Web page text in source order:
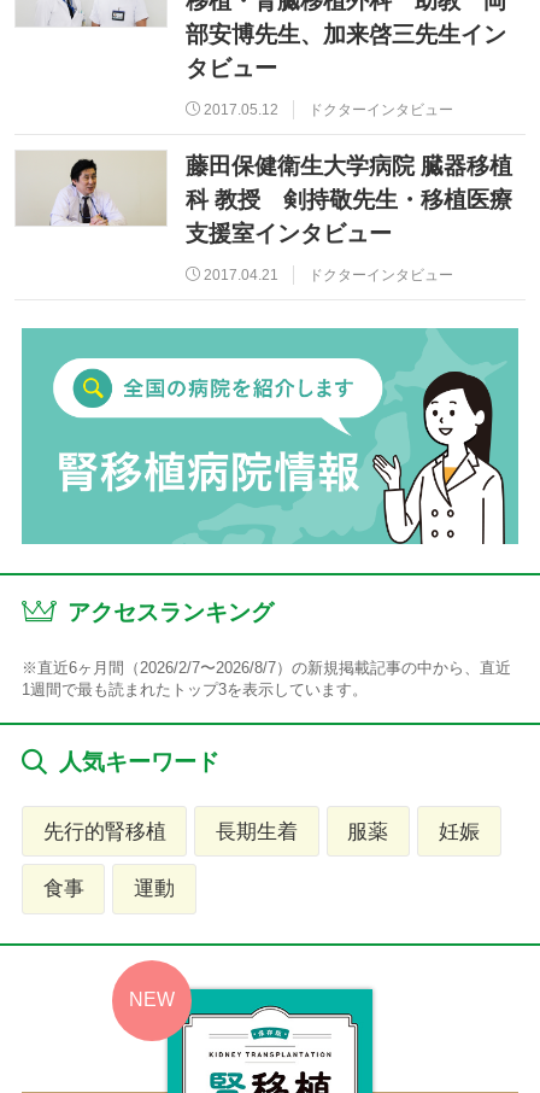
部安博先生、加来啓三先生イン
タビュー
2017.05.12 ドクターインタビュー
藤田保健衛生大学病院 臓器移植
科 教授 剣持敬先生・移植医療
支援室インタビュー
2017.04.21 ドクターインタビュー
アクセスランキング
※直近6ヶ月間（2026/2/7〜2026/8/7）の新規掲載記事の中から、直近
1週間で最も読まれたトップ3を表示しています。
人気キーワード
先行的腎移植 長期生着 服薬 妊娠
食事 運動